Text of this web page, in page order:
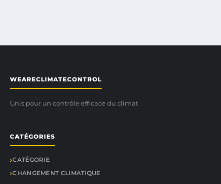
WEARECLIMATECONTROL
Unis pour un contrôle efficace du climat
CATÉGORIES
CATÉGORIE
CHANGEMENT CLIMATIQUE